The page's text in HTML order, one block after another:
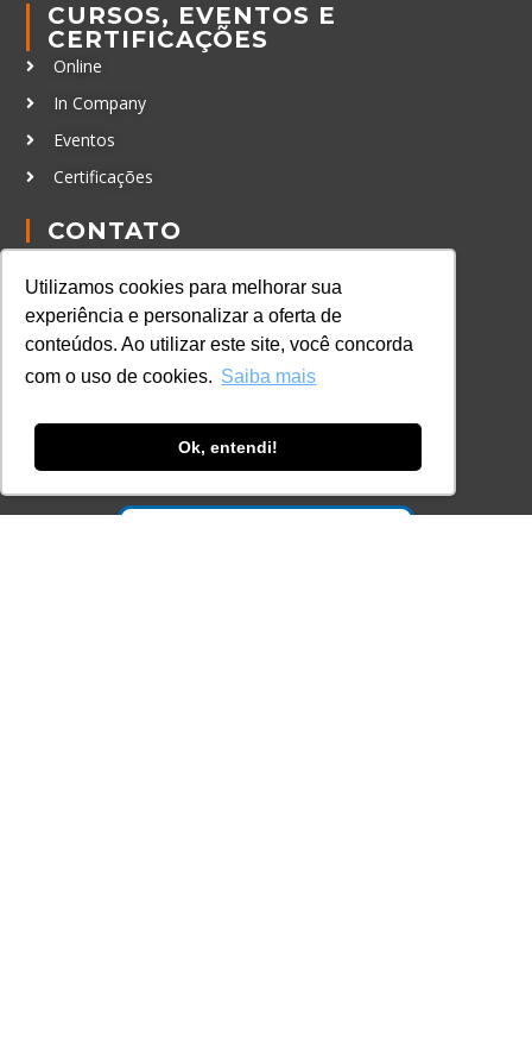
Utilizamos cookies para melhorar sua
experiência e personalizar a oferta de
conteúdos. Ao utilizar este site, você concorda
com o uso de cookies. Saiba mais
Ok, entendi!
CURSOS, EVENTOS E
CERTIFICAÇÕES
Online
In Company
Eventos
Certificações
CONTATO
+55 11 3259-2837
+55 11 98924-8322
contato@lec.com.br
Consulte aqui o cadastro da Instituição no
Sistema e-MEC